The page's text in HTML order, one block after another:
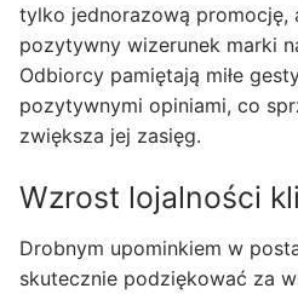
tylko jednorazową promocję,
pozytywny wizerunek marki
Odbiorcy pamiętają miłe
pozytywnymi opiniami, co
zwiększa jej zasięg.
Wzrost lojalności
Drobnym upominkiem w
skutecznie podziękować za